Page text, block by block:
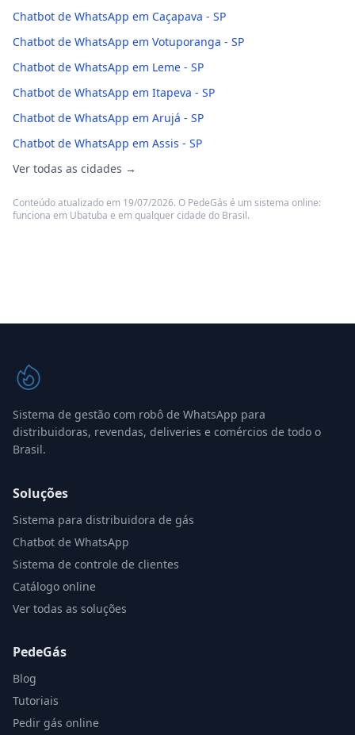
Chatbot de WhatsApp em Caçapava - SP
Chatbot de WhatsApp em Votuporanga - SP
Chatbot de WhatsApp em Leme - SP
Chatbot de WhatsApp em Itapeva - SP
Chatbot de WhatsApp em Arujá - SP
Chatbot de WhatsApp em Assis - SP
Ver todas as cidades →
Conteúdo atualizado em 19/07/2026. O PedeGás é um sistema online:
funciona em Ubatuba e em qualquer cidade do Brasil.
Sistema de gestão com robô de WhatsApp para
distribuidoras, revendas, deliveries e comércios de todo o
Brasil.
Soluções
Sistema para distribuidora de gás
Chatbot de WhatsApp
Sistema de controle de clientes
Catálogo online
Ver todas as soluções
PedeGás
Blog
Tutoriais
Pedir gás online